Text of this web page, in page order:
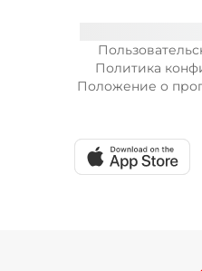
Политика
Положение о